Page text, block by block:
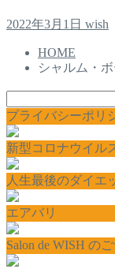
2022年3月1日 wish
HOME
シャルム・
プライバシーポリ
新型コロナウイル
人生最後のダイエ
エアバリ
Salon de WISH の